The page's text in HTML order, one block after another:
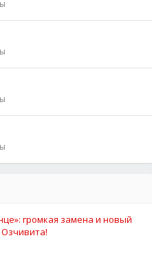
громкая замена и новый